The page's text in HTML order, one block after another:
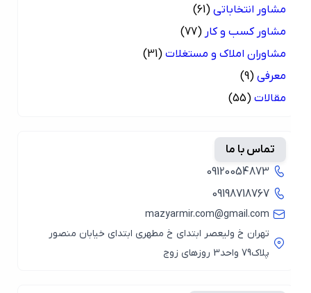
مشاور انتخاباتی (61)
مشاور کسب و کار (77)
مشاوران املاک و مستغلات (31)
معرفی (9)
مقالات (55)
تماس با ما
09120054873
09198718767
mazyarmir.com@gmail.com
تهران خ ولیعصر ابتدای خ مطهری ابتدای خیابان منصور